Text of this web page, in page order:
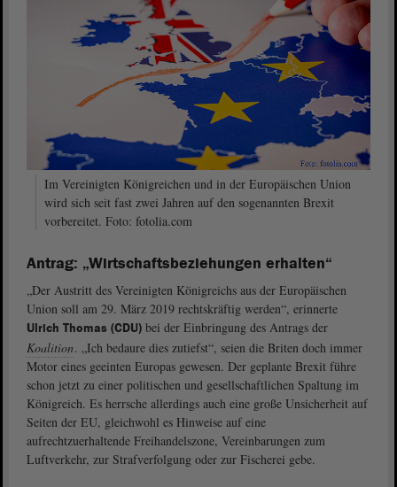
Im Vereinigten Königreichen und in der Europäischen Union
wird sich seit fast zwei Jahren auf den sogenannten Brexit
vorbereitet. Foto: fotolia.com
Antrag: „Wirtschaftsbeziehungen erhalten“
„Der Austritt des Vereinigten Königreichs aus der Europäischen
Union soll am 29. März 2019 rechtskräftig werden“, erinnerte
Ulrich Thomas (CDU) bei der Einbringung des Antrags der
Koalition. „Ich bedaure dies zutiefst“, seien die Briten doch immer
Motor eines geeinten Europas gewesen. Der geplante Brexit führe
schon jetzt zu einer politischen und gesellschaftlichen Spaltung im
Königreich. Es herrsche allerdings auch eine große Unsicherheit auf
Seiten der EU, gleichwohl es Hinweise auf eine
aufrechtzuerhaltende Freihandelszone, Vereinbarungen zum
Luftverkehr, zur Strafverfolgung oder zur Fischerei gebe.